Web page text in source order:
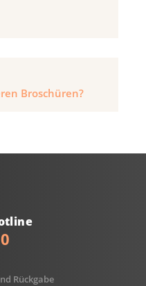
Broschüren?
Rückgabe